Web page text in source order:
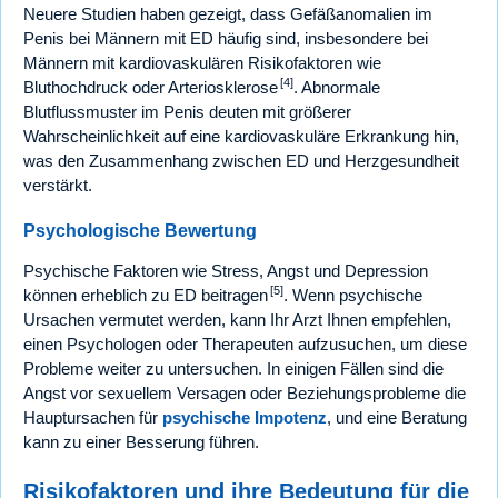
Neuere Studien haben gezeigt, dass Gefäßanomalien im
Penis bei Männern mit ED häufig sind, insbesondere bei
Männern mit kardiovaskulären Risikofaktoren wie
Bluthochdruck oder Arteriosklerose[4]. Abnormale
Blutflussmuster im Penis deuten mit größerer
Wahrscheinlichkeit auf eine kardiovaskuläre Erkrankung hin,
was den Zusammenhang zwischen ED und Herzgesundheit
verstärkt.
Psychologische Bewertung
Psychische Faktoren wie Stress, Angst und Depression
können erheblich zu ED beitragen[5]. Wenn psychische
Ursachen vermutet werden, kann Ihr Arzt Ihnen empfehlen,
einen Psychologen oder Therapeuten aufzusuchen, um diese
Probleme weiter zu untersuchen. In einigen Fällen sind die
Angst vor sexuellem Versagen oder Beziehungsprobleme die
Hauptursachen für psychische Impotenz, und eine Beratung
kann zu einer Besserung führen.
Risikofaktoren und ihre Bedeutung für die